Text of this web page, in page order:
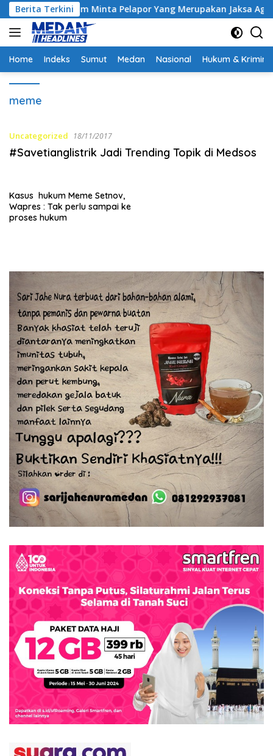
Langsung
ke
konten
Berita Terkini
Hakim Minta Pelapor Yang Merupakan Jaksa Agar
Home Indeks Sumut Medan Nasional Hukum &
meme
Uncategorized 18/11/2017
#Savetianglistrik Jadi Trending Topik di Medsos
Kasus hukum Meme Setnov,
Wapres : Tak perlu sampai ke
proses hukum